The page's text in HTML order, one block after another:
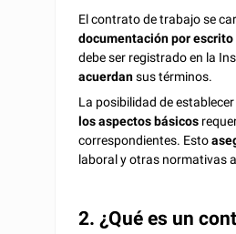
El contrato de trabajo se
documentación por escrito
debe ser registrado en la
acuerdansus términos.
La posibilidad de
los aspectos básicos
correspondientes. Esto
laboral y otras normativas
2. ¿Qué es un